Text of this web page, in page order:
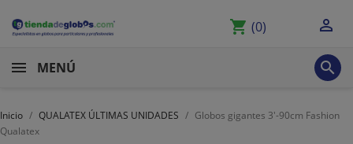
shopping_cart (0) 
MENÚ 
Inicio QUALATEX ÚLTIMAS UNIDADES
Globos gigantes 3'-90cm Fashion
Qualatex